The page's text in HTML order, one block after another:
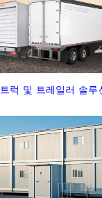
트럭 및 트레일러 솔루